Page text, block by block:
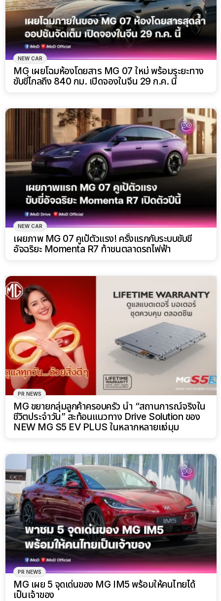
NEW CAR
MG เผยโฉมห้องโดยสาร MG 07 ใหม่ พร้อมระยะทาง
ขับขี่ไกลถึง 840 กม. เปิดจองในจีน 29 ก.ค. นี้
NEW CAR
เผยภาพ MG 07 คูเป้ตัวแรง! ครั้งแรกกับระบบขับขี่
อัจฉริยะ Momenta R7 ท้าชนตลาดรถไฟฟ้า
PR NEWS
MG ขยายกลุ่มลูกค้าครอบครัว นำ “สถานการณ์จริงใน
ชีวิตประจำวัน” สะท้อนแนวทาง Drive Solution ของ
NEW MG S5 EV PLUS ในหลากหลายแง่มุม
PR NEWS
​MG เผย 5 จุดเด่นของ MG IM5 พร้อมให้คนไทยได้
เป็นเจ้าของ